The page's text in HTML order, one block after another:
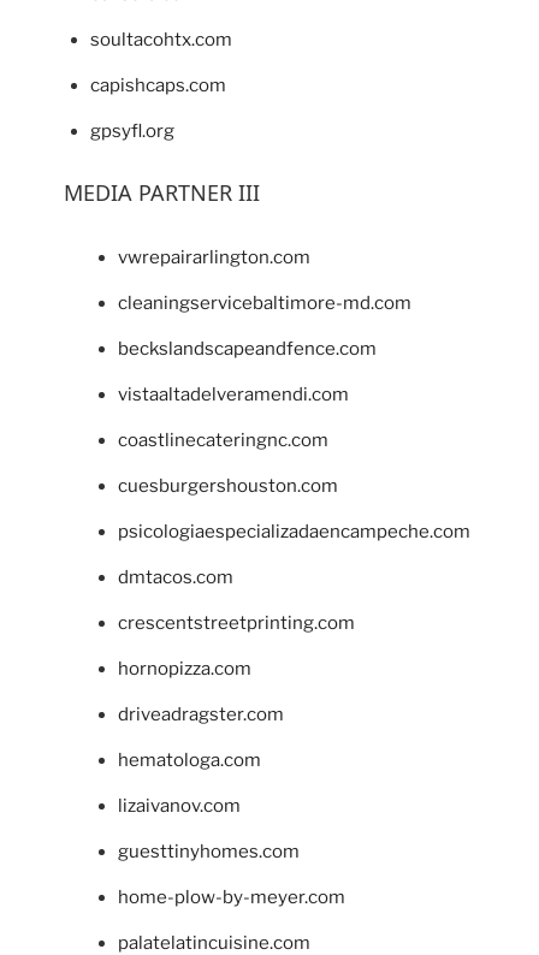
soultacohtx.com
capishcaps.com
gpsyfl.org
MEDIA PARTNER III
vwrepairarlington.com
cleaningservicebaltimore-md.com
beckslandscapeandfence.com
vistaaltadelveramendi.com
coastlinecateringnc.com
cuesburgershouston.com
psicologiaespecializadaencampeche.com
dmtacos.com
crescentstreetprinting.com
hornopizza.com
driveadragster.com
hematologa.com
lizaivanov.com
guesttinyhomes.com
home-plow-by-meyer.com
palatelatincuisine.com